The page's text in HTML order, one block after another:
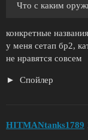
Что с каким
конкретные названия
у меня сетап бр2,
не нравятся совсем
Спойлер
HITMANtanks1789